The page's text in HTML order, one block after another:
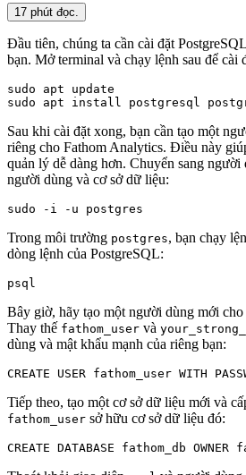
17 phút đọc.
Đầu tiên, chúng ta cần cài đặt
bạn. Mở terminal và chạy lệnh sau để cài
sudo apt update
Sau khi cài đặt xong, bạn cần tạo một
riêng cho Fathom Analytics. Điều này
quản lý dễ dàng hơn. Chuyển sang người
người dùng và cơ sở dữ liệu:
Trong môi trường postgres, bạn chạy
dòng lệnh của PostgreSQL:
Bây giờ, hãy tạo một người dùng mới cho
Thay thế fathom_user và
dùng và mật khẩu mạnh của riêng bạn:
Tiếp theo, tạo một cơ sở dữ liệu mới và
fathom_user sở hữu cơ sở dữ liệu đó: